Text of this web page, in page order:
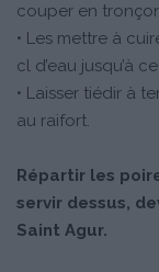
couper en
• Les mettre à
cl d’eau jusqu’à
• Laisser tiédir à
au raifort.
Répartir les
servir dessus,
Saint Agur.